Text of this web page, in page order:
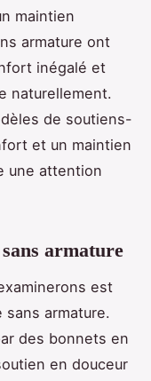
maintien
armature ont
inégalé et
naturellement.
de soutiens-
et un maintien
une attention
armature
est
armature.
des bonnets en
en douceur